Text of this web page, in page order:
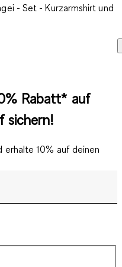
- Set - Kurzarmshirt und
Rabatt* auf
sichern!
erhalte 10% auf deinen